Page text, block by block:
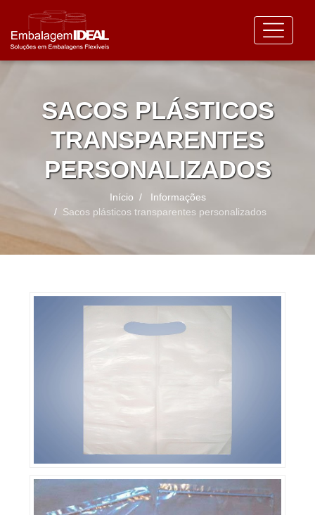
SACOS PLÁSTICOS
TRANSPARENTES
PERSONALIZADOS
Início
Informações
Sacos plásticos transparentes personalizados